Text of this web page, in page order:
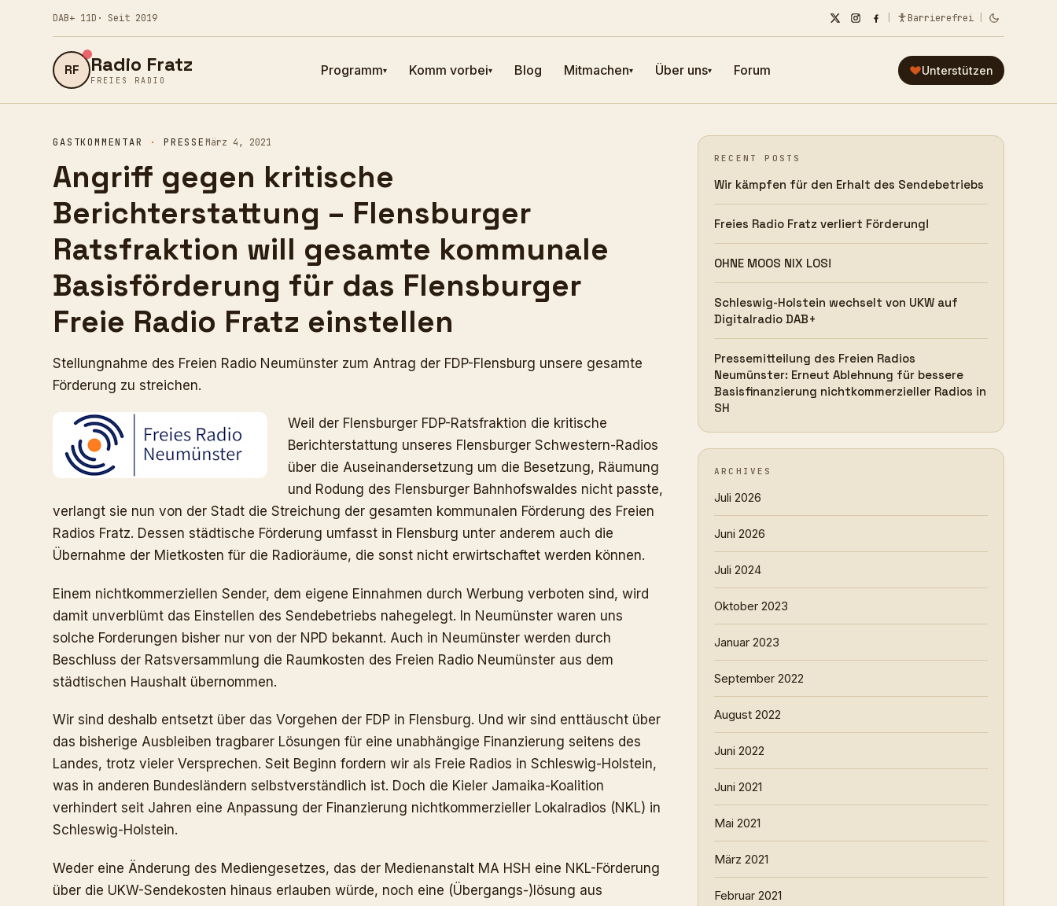
DAB+ 11D · Seit 2019 Barrierefrei
RF Radio Fratz
FREIES RADIO
Programm▾ Komm vorbei▾ Blog Mitmachen▾ Über uns▾ Forum Unterstützen
GASTKOMMENTAR · PRESSE März 4, 2021
Angriff gegen kritische
Berichterstattung – Flensburger
Ratsfraktion will gesamte kommunale
Basisförderung für das Flensburger
Freie Radio Fratz einstellen
Stellungnahme des Freien Radio Neumünster zum Antrag der FDP-Flensburg unsere gesamte
Förderung zu streichen.
Weil der Flensburger FDP-Ratsfraktion die kritische
Berichterstattung unseres Flensburger Schwestern-Radios
über die Auseinandersetzung um die Besetzung, Räumung
und Rodung des Flensburger Bahnhofswaldes nicht passte,
verlangt sie nun von der Stadt die Streichung der gesamten kommunalen Förderung des Freien
Radios Fratz. Dessen städtische Förderung umfasst in Flensburg unter anderem auch die
Übernahme der Mietkosten für die Radioräume, die sonst nicht erwirtschaftet werden können.
Einem nichtkommerziellen Sender, dem eigene Einnahmen durch Werbung verboten sind, wird
damit unverblümt das Einstellen des Sendebetriebs nahegelegt. In Neumünster waren uns
solche Forderungen bisher nur von der NPD bekannt. Auch in Neumünster werden durch
Beschluss der Ratsversammlung die Raumkosten des Freien Radio Neumünster aus dem
städtischen Haushalt übernommen.
Wir sind deshalb entsetzt über das Vorgehen der FDP in Flensburg. Und wir sind enttäuscht über
das bisherige Ausbleiben tragbarer Lösungen für eine unabhängige Finanzierung seitens des
Landes, trotz vieler Versprechen. Seit Beginn fordern wir als Freie Radios in Schleswig-Holstein,
was in anderen Bundesländern selbstverständlich ist. Doch die Kieler Jamaika-Koalition
verhindert seit Jahren eine Anpassung der Finanzierung nichtkommerzieller Lokalradios (NKL) in
Schleswig-Holstein.
Weder eine Änderung des Mediengesetzes, das der Medienanstalt MA HSH eine NKL-Förderung
über die UKW-Sendekosten hinaus erlauben würde, noch eine (Übergangs-)lösung aus
RECENT POSTS
Wir kämpfen für den Erhalt des Sendebetriebs
Freies Radio Fratz verliert Förderung!
OHNE MOOS NIX LOS!
Schleswig-Holstein wechselt von UKW auf
Digitalradio DAB+
Pressemitteilung des Freien Radios
Neumünster: Erneut Ablehnung für bessere
Basisfinanzierung nichtkommerzieller Radios in
SH
ARCHIVES
Juli 2026
Juni 2026
Juli 2024
Oktober 2023
Januar 2023
September 2022
August 2022
Juni 2022
Juni 2021
Mai 2021
März 2021
Februar 2021